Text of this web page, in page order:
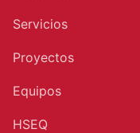
Servicios
Proyectos
Equipos
HSEQ